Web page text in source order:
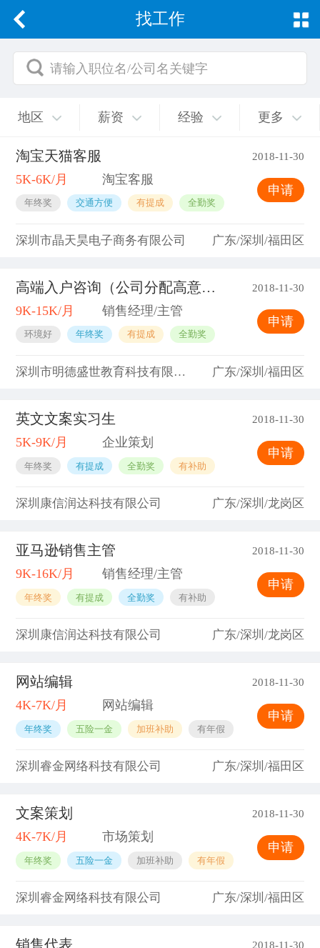
找工作
请输入职位名/公司名关键字
地区 薪资 经验 更多
淘宝天猫客服 2018-11-30
5K-6K/月 淘宝客服
年终奖 交通方便 有提成 全勤奖
申请
深圳市晶天昊电子商务有限公司 广东/深圳/福田区
高端入户咨询（公司分配高意向客户) 2018-11-30
9K-15K/月 销售经理/主管
环境好 年终奖 有提成 全勤奖
申请
深圳市明德盛世教育科技有限公司 广东/深圳/福田区
英文文案实习生 2018-11-30
5K-9K/月 企业策划
年终奖 有提成 全勤奖 有补助
申请
深圳康信润达科技有限公司 广东/深圳/龙岗区
亚马逊销售主管 2018-11-30
9K-16K/月 销售经理/主管
年终奖 有提成 全勤奖 有补助
申请
深圳康信润达科技有限公司 广东/深圳/龙岗区
网站编辑 2018-11-30
4K-7K/月 网站编辑
年终奖 五险一金 加班补助 有年假
申请
深圳睿金网络科技有限公司 广东/深圳/福田区
文案策划 2018-11-30
4K-7K/月 市场策划
年终奖 五险一金 加班补助 有年假
申请
深圳睿金网络科技有限公司 广东/深圳/福田区
销售代表 2018-11-30